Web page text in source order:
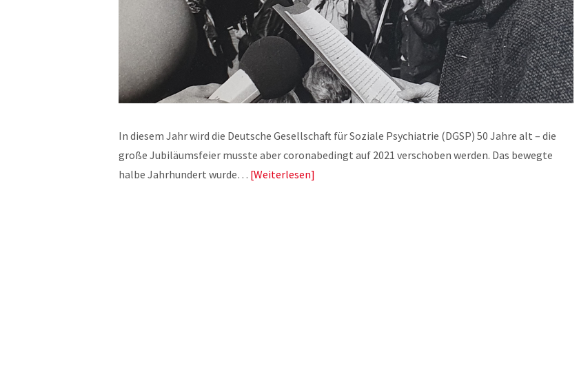
In diesem Jahr wird die Deutsche Gesellschaft für Soziale Psychiatrie (DGSP) 50 Jahre alt – die
große Jubiläumsfeier musste aber coronabedingt auf 2021 verschoben werden. Das bewegte
halbe Jahrhundert wurde… Weiterlesen